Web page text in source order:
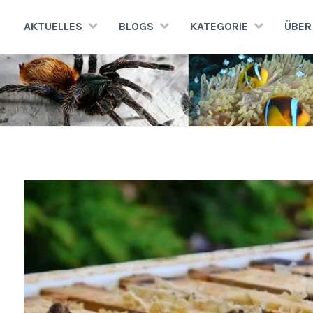
InhaltAKTUELLES BLOGS KATEGORIE
AQUATERRA70
Aquaristik · Terraristik · Natur- und Artenschutz